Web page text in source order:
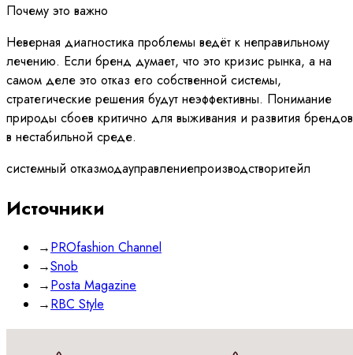
Почему это важно
Неверная диагностика проблемы ведёт к неправильному
лечению. Если бренд думает, что это кризис рынка, а на
самом деле это отказ его собственной системы,
стратегические решения будут неэффективны. Понимание
природы сбоев критично для выживания и развития брендов
в нестабильной среде.
системный отказмодауправлениепроизводстворитейл
Источники
→PROfashion Channel
→Snob
→Posta Magazine
→RBC Style